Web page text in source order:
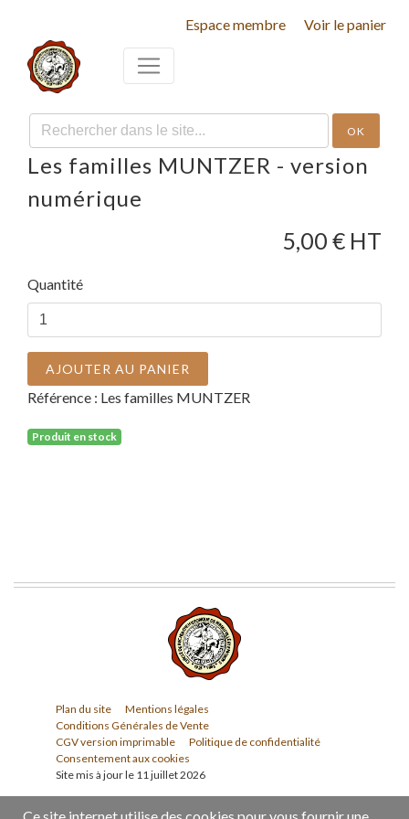
Espace membre Voir le panier
OK
Les familles MUNTZER - version
numérique
5,00 € HT
Quantité
AJOUTER AU PANIER
Référence : Les familles MUNTZER
Produit en stock
Plan du site
Mentions légales
Conditions Générales de Vente
CGV version imprimable
Politique de confidentialité
Consentement aux cookies
Site mis à jour le 11 juillet 2026